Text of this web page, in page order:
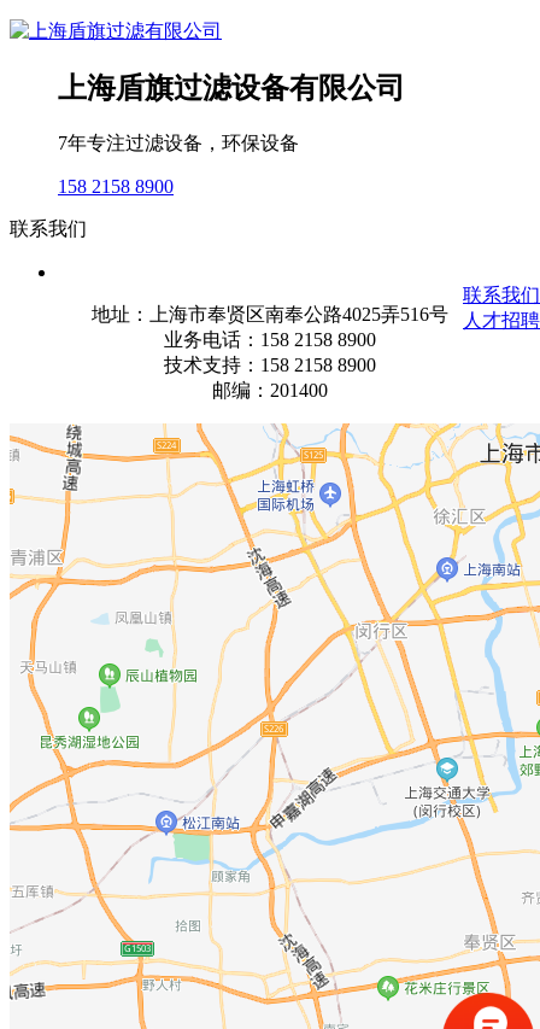
上海盾旗过滤设备有限公司
7年专注过滤设备，环保设备
158 2158 8900
联系我们
联系我们
人才招聘
地址：上海市奉贤区南奉公路4025弄516号
业务电话：158 2158 8900
技术支持：158 2158 8900
邮编：201400